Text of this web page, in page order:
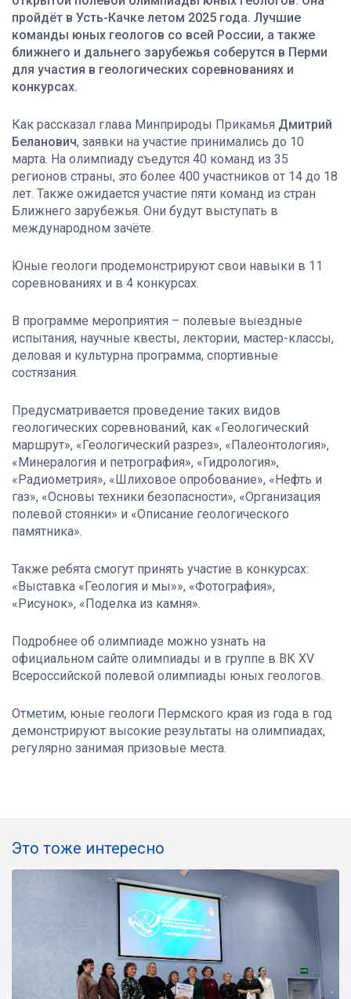
пройдёт в Усть-Качке летом 2025 года. Лучшие
команды юных геологов со всей России, а также
ближнего и дальнего зарубежья соберутся в Перми
для участия в геологических соревнованиях и
конкурсах.
Как рассказал глава Минприроды Прикамья Дмитрий
Беланович, заявки на участие принимались до 10
марта. На олимпиаду съедутся 40 команд из 35
регионов страны, это более 400 участников от 14 до 18
лет. Также ожидается участие пяти команд из стран
Ближнего зарубежья. Они будут выступать в
международном зачёте.
Юные геологи продемонстрируют свои навыки в 11
соревнованиях и в 4 конкурсах.
В программе мероприятия – полевые выездные
испытания, научные квесты, лектории, мастер-классы,
деловая и культурна программа, спортивные
состязания.
Предусматривается проведение таких видов
геологических соревнований, как «Геологический
маршрут», «Геологический разрез», «Палеонтология»,
«Минералогия и петрография», «Гидрология»,
«Радиометрия», «Шлиховое опробование», «Нефть и
газ», «Основы техники безопасности», «Организация
полевой стоянки» и «Описание геологического
памятника».
Также ребята смогут принять участие в конкурсах:
«Выставка «Геология и мы»», «Фотография»,
«Рисунок», «Поделка из камня».
Подробнее об олимпиаде можно узнать на
официальном сайте олимпиады и в группе в ВК XV
Всероссийской полевой олимпиады юных геологов.
Отметим, юные геологи Пермского края из года в год
демонстрируют высокие результаты на олимпиадах,
регулярно занимая призовые места.
Это тоже интересно